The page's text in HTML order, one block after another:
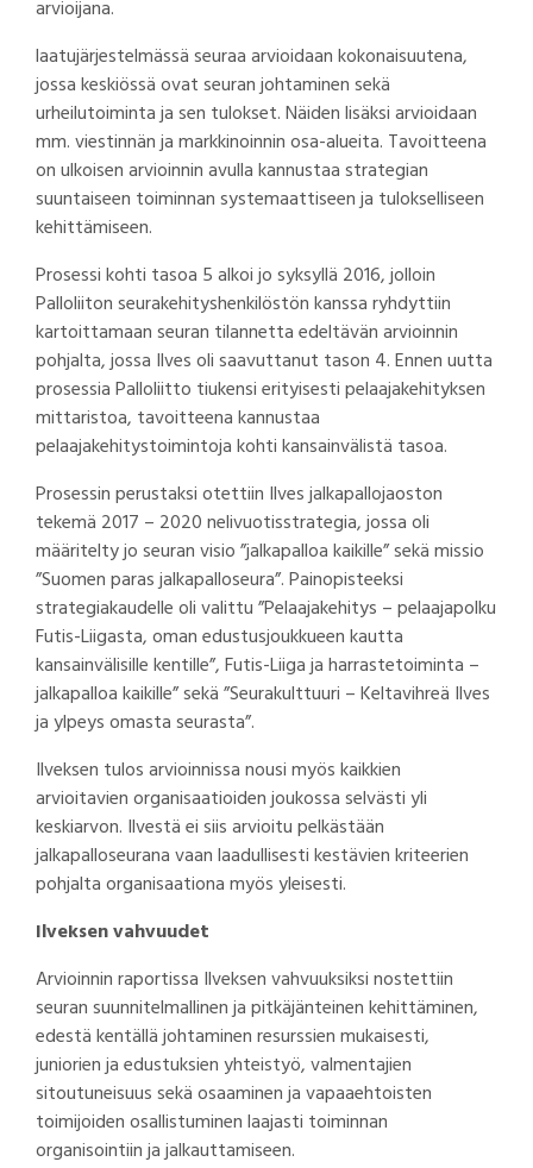
arvioijana.
laatujärjestelmässä seuraa arvioidaan kokonaisuutena,
jossa keskiössä ovat seuran johtaminen sekä
urheilutoiminta ja sen tulokset. Näiden lisäksi arvioidaan
mm. viestinnän ja markkinoinnin osa-alueita. Tavoitteena
on ulkoisen arvioinnin avulla kannustaa strategian
suuntaiseen toiminnan systemaattiseen ja tulokselliseen
kehittämiseen.
Prosessi kohti tasoa 5 alkoi jo syksyllä 2016, jolloin
Palloliiton seurakehityshenkilöstön kanssa ryhdyttiin
kartoittamaan seuran tilannetta edeltävän arvioinnin
pohjalta, jossa Ilves oli saavuttanut tason 4. Ennen uutta
prosessia Palloliitto tiukensi erityisesti pelaajakehityksen
mittaristoa, tavoitteena kannustaa
pelaajakehitystoimintoja kohti kansainvälistä tasoa.
Prosessin perustaksi otettiin Ilves jalkapallojaoston
tekemä 2017 – 2020 nelivuotisstrategia, jossa oli
määritelty jo seuran visio ”jalkapalloa kaikille” sekä missio
”Suomen paras jalkapalloseura”. Painopisteeksi
strategiakaudelle oli valittu ”Pelaajakehitys – pelaajapolku
Futis-Liigasta, oman edustusjoukkueen kautta
kansainvälisille kentille”, Futis-Liiga ja harrastetoiminta –
jalkapalloa kaikille” sekä ”Seurakulttuuri – Keltavihreä Ilves
ja ylpeys omasta seurasta”.
Ilveksen tulos arvioinnissa nousi myös kaikkien
arvioitavien organisaatioiden joukossa selvästi yli
keskiarvon. Ilvestä ei siis arvioitu pelkästään
jalkapalloseurana vaan laadullisesti kestävien kriteerien
pohjalta organisaationa myös yleisesti.
Ilveksen vahvuudet
Arvioinnin raportissa Ilveksen vahvuuksiksi nostettiin
seuran suunnitelmallinen ja pitkäjänteinen kehittäminen,
edestä kentällä johtaminen resurssien mukaisesti,
juniorien ja edustuksien yhteistyö, valmentajien
sitoutuneisuus sekä osaaminen ja vapaaehtoisten
toimijoiden osallistuminen laajasti toiminnan
organisointiin ja jalkauttamiseen.